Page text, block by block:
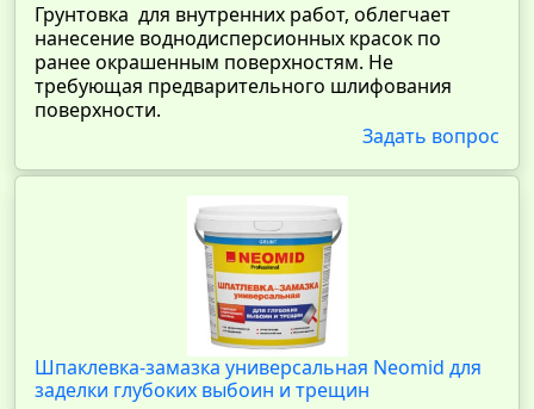
Грунтовка для внутренних работ, облегчает
нанесение воднодисперсионных красок по
ранее окрашенным поверхностям. Не
требующая предварительного шлифования
поверхности.
Задать вопрос
Шпаклевка-замазка универсальная Neomid для
заделки глубоких выбоин и трещин